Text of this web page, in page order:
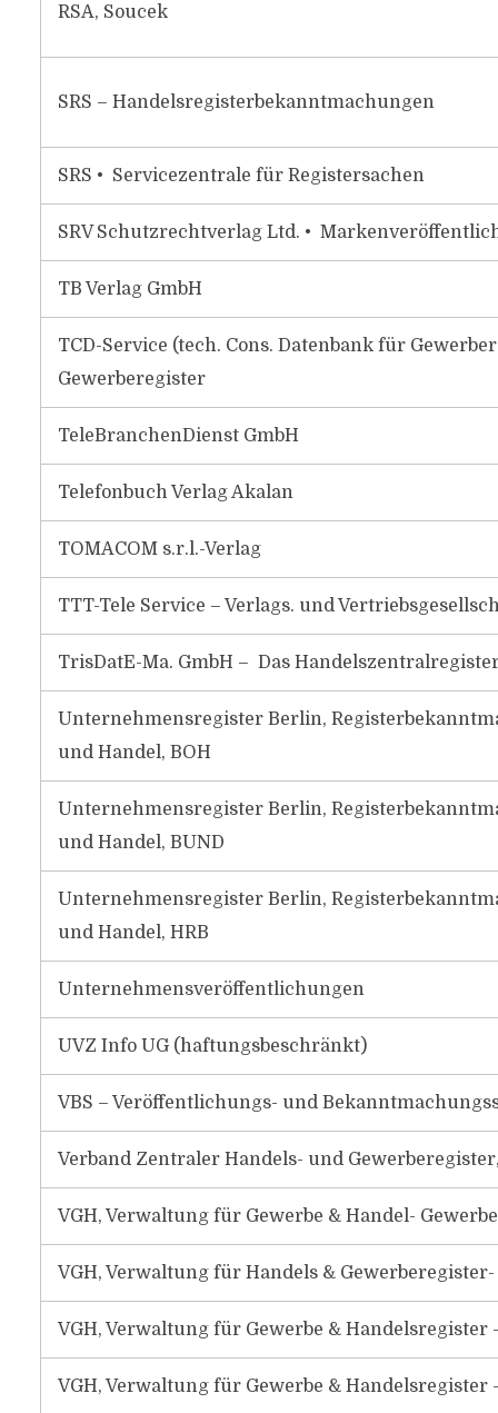
RSA, Soucek
SRS – Handelsregisterbekanntmachungen
SRS • Servicezentrale für Registersachen
SRV Schutzrechtverlag Ltd. •
TB Verlag GmbH
TCD-Service (tech. Cons. Datenbank für
Gewerberegister
TeleBranchenDienst GmbH
Telefonbuch Verlag Akalan
TOMACOM s.r.l.-Verlag
TTT-Tele Service – Verlags. und
TrisDatE-Ma. GmbH – Das
Unternehmensregister Berlin,
und Handel, BOH
Unternehmensregister Berlin,
und Handel, BUND
Unternehmensregister Berlin,
und Handel, HRB
Unternehmensveröffentlichungen
UVZ Info UG (haftungsbeschränkt)
VBS – Veröffentlichungs- und
Verband Zentraler Handels- und
VGH, Verwaltung für Gewerbe & Handel-
VGH, Verwaltung für Handels &
VGH, Verwaltung für Gewerbe &
VGH, Verwaltung für Gewerbe &